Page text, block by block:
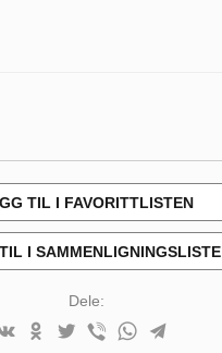
TIL I FAVORITTLISTEN
I SAMMENLIGNINGSLISTE
Dele: